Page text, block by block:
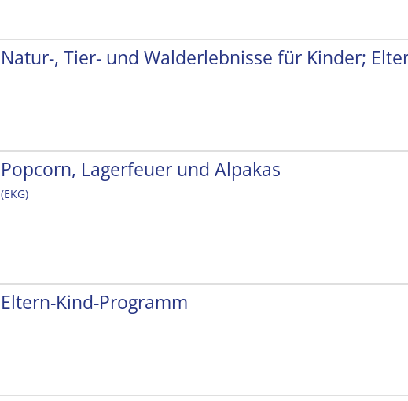
Natur-, Tier- und Walderlebnisse für Kinder;
Popcorn, Lagerfeuer und Alpakas
(EKG)
Eltern-Kind-Programm